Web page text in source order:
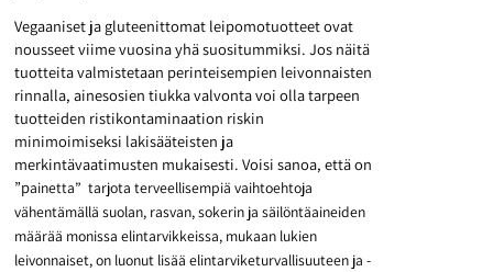
Vegaaniset ja gluteenittomat leipomotuotteet ovat
nousseet viime vuosina yhä suositummiksi. Jos näitä
tuotteita valmistetaan perinteisempien leivonnaisten
rinnalla, ainesosien tiukka valvonta voi olla tarpeen
tuotteiden ristikontaminaation riskin
minimoimiseksi lakisääteisten ja
merkintävaatimusten mukaisesti. Voisi sanoa, että on
”painetta” tarjota terveellisempiä vaihtoehtoja
vähentämällä suolan, rasvan, sokerin ja säilöntäaineiden
määrää monissa elintarvikkeissa, mukaan lukien
leivonnaiset, on luonut lisää elintarviketurvallisuuteen ja -